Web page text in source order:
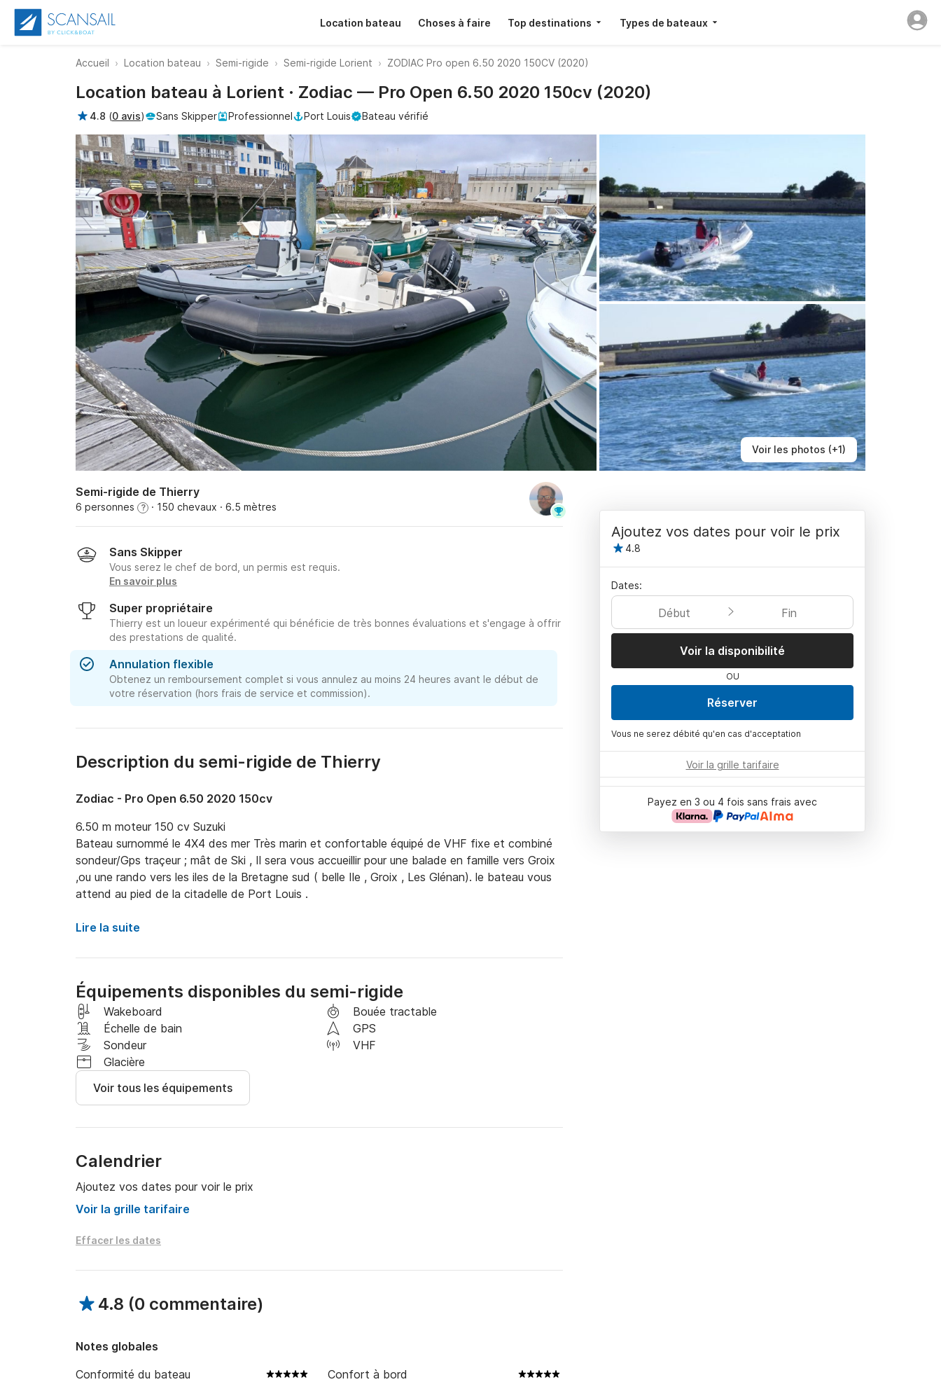
Location bateau Choses à faire Top destinations Types de bateaux
Accueil Location bateau Semi-rigide Semi-rigide Lorient ZODIAC Pro open 6.50 2020 150CV (2020)
Voir les photos (+1)
Location bateau à Lorient · Zodiac — Pro Open 6.50 2020 150cv (2020)
4.8 (0 avis) Sans Skipper Professionnel Port Louis Bateau vérifié
Semi-rigide de Thierry
6 personnes ? · 150 chevaux · 6.5 mètres
Sans Skipper
Vous serez le chef de bord, un permis est requis.
En savoir plus
Super propriétaire
Thierry est un loueur expérimenté qui bénéficie de très bonnes évaluations et s'engage à offrir
des prestations de qualité.
Annulation flexible
Obtenez un remboursement complet si vous annulez au moins 24 heures avant le début de
votre réservation (hors frais de service et commission).
Description du semi-rigide de Thierry
Zodiac - Pro Open 6.50 2020 150cv
6.50 m moteur 150 cv Suzuki
Bateau surnommé le 4X4 des mer Très marin et confortable équipé de VHF fixe et combiné
sondeur/Gps traçeur ; mât de Ski , Il sera vous accueillir pour une balade en famille vers Groix
,ou une rando vers les iles de la Bretagne sud ( belle Ile , Groix , Les Glénan). le bateau vous
attend au pied de la citadelle de Port Louis .
Lire la suite
Équipements disponibles du semi-rigide
Wakeboard
Bouée tractable
Échelle de bain
GPS
Sondeur
VHF
Glacière
Voir tous les équipements
Calendrier
Ajoutez vos dates pour voir le prix
Voir la grille tarifaire
Effacer les dates
4.8 (0 commentaire)
Notes globales
Conformité du bateau
Confort à bord
Ajoutez vos dates pour voir le prix
4.8
Dates:
Début Fin
Voir la disponibilité
OU
Réserver
Vous ne serez débité qu'en cas d'acceptation
Voir la grille tarifaire
Payez en 3 ou 4 fois sans frais avec